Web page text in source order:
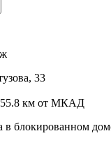
33
55.8 км от МКАД
в блокированном